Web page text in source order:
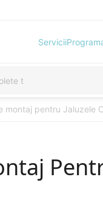
Servicii
montaj pentru Jaluzele